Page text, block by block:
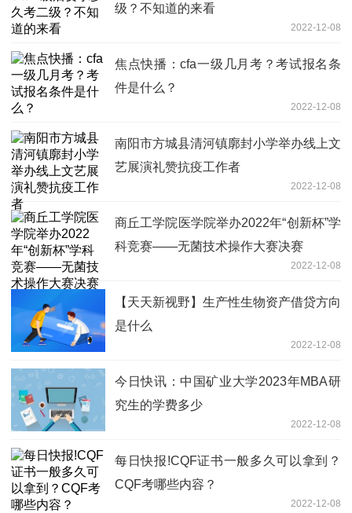
级？不知道的来看
2022-12-08
焦点快播：cfa一级几月考？考试报名条
件是什么？
2022-12-08
南阳市方城县清河镇廓封小学举办线上文
艺展演礼赞抗疫工作者
2022-12-08
商丘工学院医学院举办2022年“创新杯”学
科竞赛——无菌技术操作大赛决赛
2022-12-08
【天天新视野】生产性生物资产借贷方向
是什么
2022-12-08
今日快讯：中国矿业大学2023年MBA研
究生的学费多少
2022-12-08
每日快报!CQF证书一般多久可以拿到？
CQF考哪些内容？
2022-12-08